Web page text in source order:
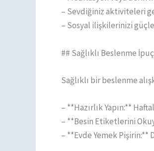
– Sevdiğiniz aktiviteleri
– Sosyal ilişkilerinizi
## Sağlıklı Beslenme
Sağlıklı bir beslenme
– **Hazırlık Yapın:**
– **Besin Etiketlerini
– **Evde Yemek Pişirin:**